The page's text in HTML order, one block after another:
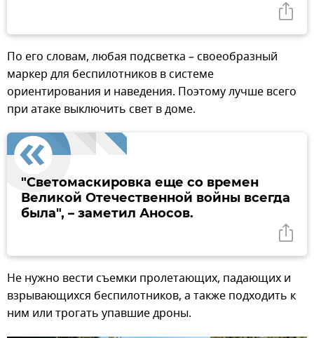
По его словам, любая подсветка – своеобразный
маркер для беспилотников в системе
ориентирования и наведения. Поэтому лучше всего
при атаке выключить свет в доме.
"Светомаскировка еще со времен
Великой Отечественной войны всегда
была", – заметил Аносов.
Не нужно вести съемки пролетающих, падающих и
взрывающихся беспилотников, а также подходить к
ним или трогать упавшие дроны.